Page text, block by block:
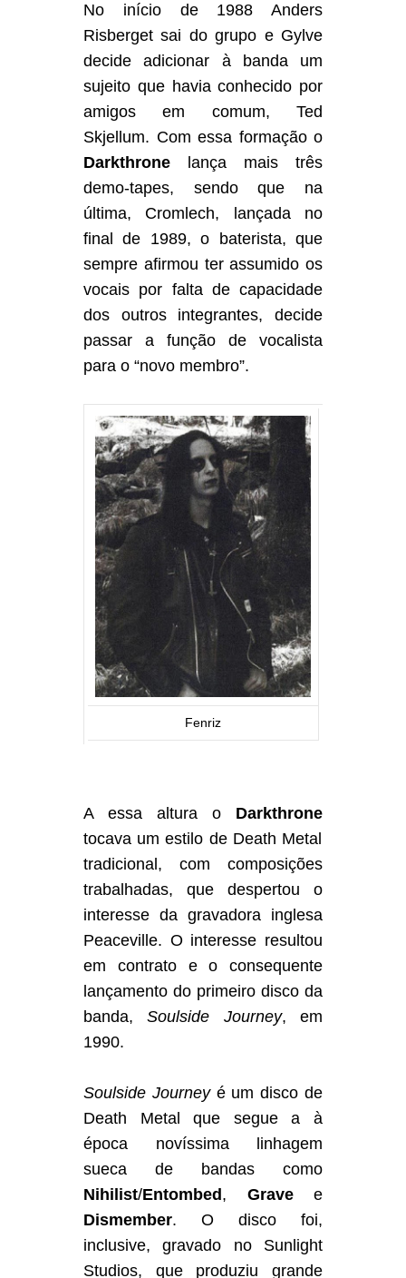
No início de 1988 Anders
Risberget sai do grupo e Gylve
decide adicionar à banda um
sujeito que havia conhecido por
amigos em comum, Ted
Skjellum. Com essa formação o
Darkthrone lança mais três
demo-tapes, sendo que na
última, Cromlech, lançada no
final de 1989, o baterista, que
sempre afirmou ter assumido os
vocais por falta de capacidade
dos outros integrantes, decide
passar a função de vocalista
para o “novo membro”.
Fenriz
A essa altura o Darkthrone
tocava um estilo de Death Metal
tradicional, com composições
trabalhadas, que despertou o
interesse da gravadora inglesa
Peaceville. O interesse resultou
em contrato e o consequente
lançamento do primeiro disco da
banda,Soulside Journey, em
1990.
Soulside Journeyé um disco de
Death Metal que segue a à
época novíssima linhagem
sueca de bandas como
Nihilist/Entombed , Gravee
Dismember. O disco foi,
inclusive, gravado no Sunlight
Studios, que produziu grande